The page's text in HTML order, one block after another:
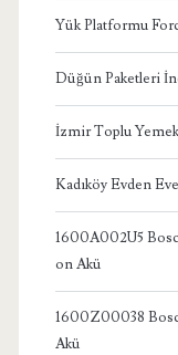
Yük Platformu
Düğün Paketleri
İzmir Toplu
Kadıköy Evden
1600A002U5
on Akü
1600Z00038
Akü